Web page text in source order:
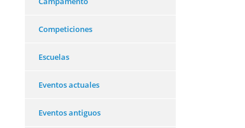
Competiciones
Escuelas
Eventos actuales
Eventos antiguos